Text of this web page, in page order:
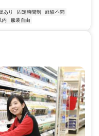
あり 固定時間制
経験不問
内 服装自由